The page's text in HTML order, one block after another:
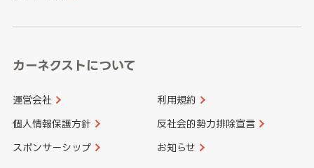
カーネクストについて
運営会社 利用規約
個人情報保護方針 反社会的勢力排除宣言
スポンサーシップ お知らせ